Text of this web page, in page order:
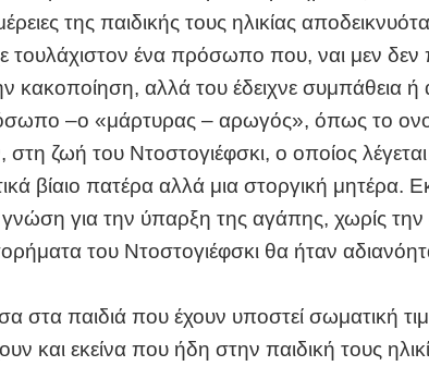
της παιδικής τους ηλικίας
τουλάχιστον ένα πρόσωπο που, ναι μεν δεν
κακοποίηση, αλλά του έδειχνε συμπάθεια
–ο «μάρτυρας – αρωγός», όπως το
ζωή του Ντοστογιέφσκι, ο οποίος
βίαιο πατέρα αλλά μια στοργική μητέρα.
γνώση για την ύπαρξη της αγάπης, χωρίς την
του Ντοστογιέφσκι θα ήταν
στα παιδιά που έχουν υποστεί σωματική
και εκείνα που ήδη στην παιδική τους